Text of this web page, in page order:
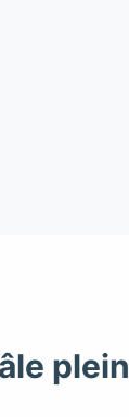
plein